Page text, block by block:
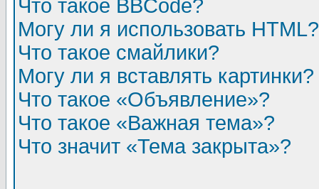
Что такое BBCode?
Могу ли я использовать HTML?
Что такое смайлики?
Могу ли я вставлять картинки?
Что такое «Объявление»?
Что такое «Важная тема»?
Что значит «Тема закрыта»?